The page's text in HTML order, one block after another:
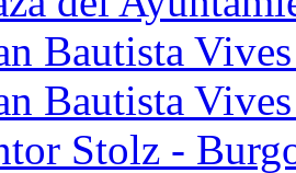
Bautista
Bautista
Stolz -